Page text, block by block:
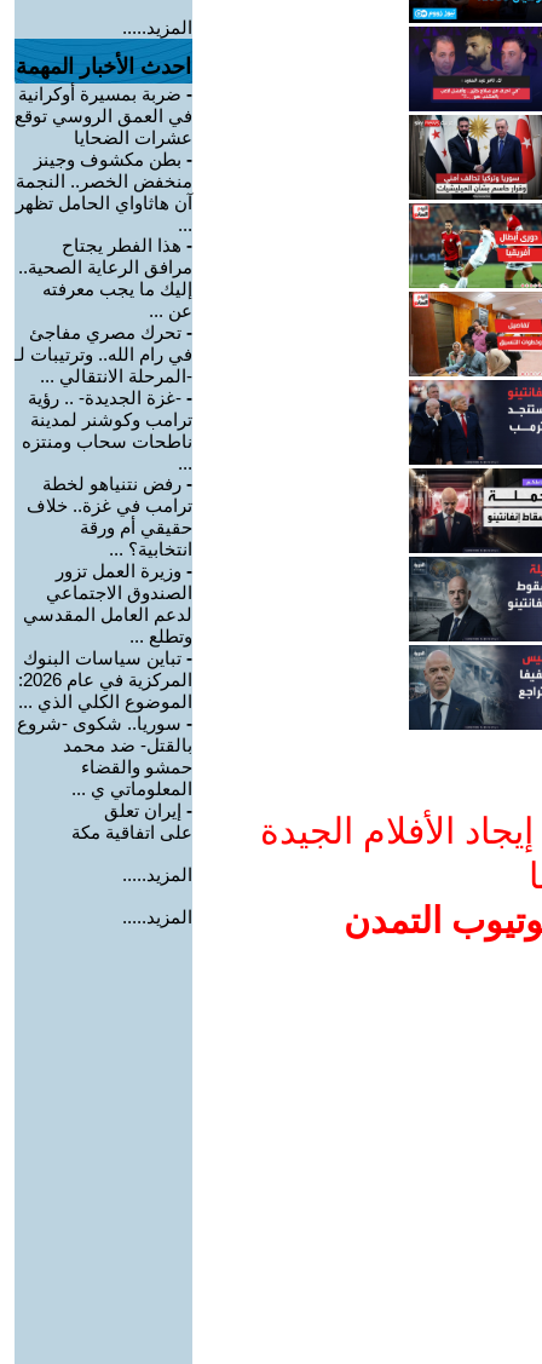
الأفلام الجيدة
التمدن
المزيد.....
احدث الأخبار المهمة
- ضربة بمسيرة أوكرانية
في العمق الروسي توقع
عشرات الضحايا
- بطن مكشوف وجينز
منخفض الخصر.. النجمة
آن هاثاواي الحامل تظهر
...
- هذا الفطر يجتاح
مرافق الرعاية الصحية..
إليك ما يجب معرفته
عن ...
- تحرك مصري مفاجئ
في رام الله.. وترتيبات لـ
-المرحلة الانتقالي ...
- -غزة الجديدة- .. رؤية
ترامب وكوشنر لمدينة
ناطحات سحاب ومنتزه
...
- رفض نتنياهو لخطة
ترامب في غزة.. خلاف
حقيقي أم ورقة
انتخابية؟ ...
- وزيرة العمل تزور
الصندوق الاجتماعي
لدعم العامل المقدسي
وتطلع ...
- تباين سياسات البنوك
المركزية في عام 2026:
الموضوع الكلي الذي ...
- سوريا.. شكوى -شروع
بالقتل- ضد محمد
حمشو والقضاء
المعلوماتي ي ...
- إيران تعلق
على اتفاقية مكة
المزيد.....
المزيد.....